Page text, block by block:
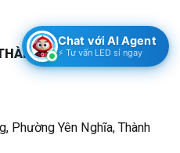
ĐẠT LED
Phường Yên Nghĩa, Thành
Chat với AI Agent
⚡ Tư vấn LED sỉ ngay